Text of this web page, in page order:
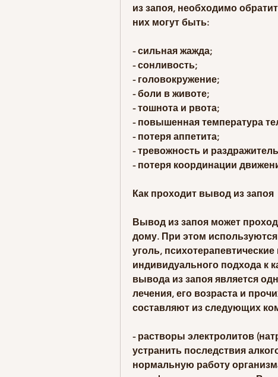
из запоя, необходимо
них могут быть:
- сильная жажда;
- сонливость;
- головокружение;
- боли в животе;
- тошнота и рвота;
- повышенная температура
- потеря аппетита;
- тревожность и
- потеря координации
Как проходит вывод из запоя
Вывод из запоя может
дому. При этом
уголь,
индивидуального подхода к
вывода из запоя является
лечения, его возраста и
составляют из следующих
- растворы электролитов
устранить последствия
нормальную работу